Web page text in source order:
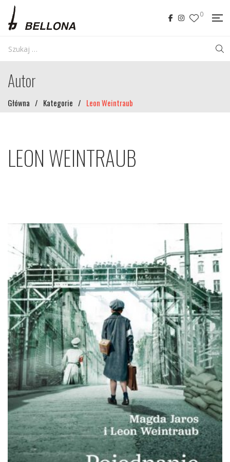
0
Autor
Główna / Kategorie / Leon Weintraub
LEON WEINTRAUB